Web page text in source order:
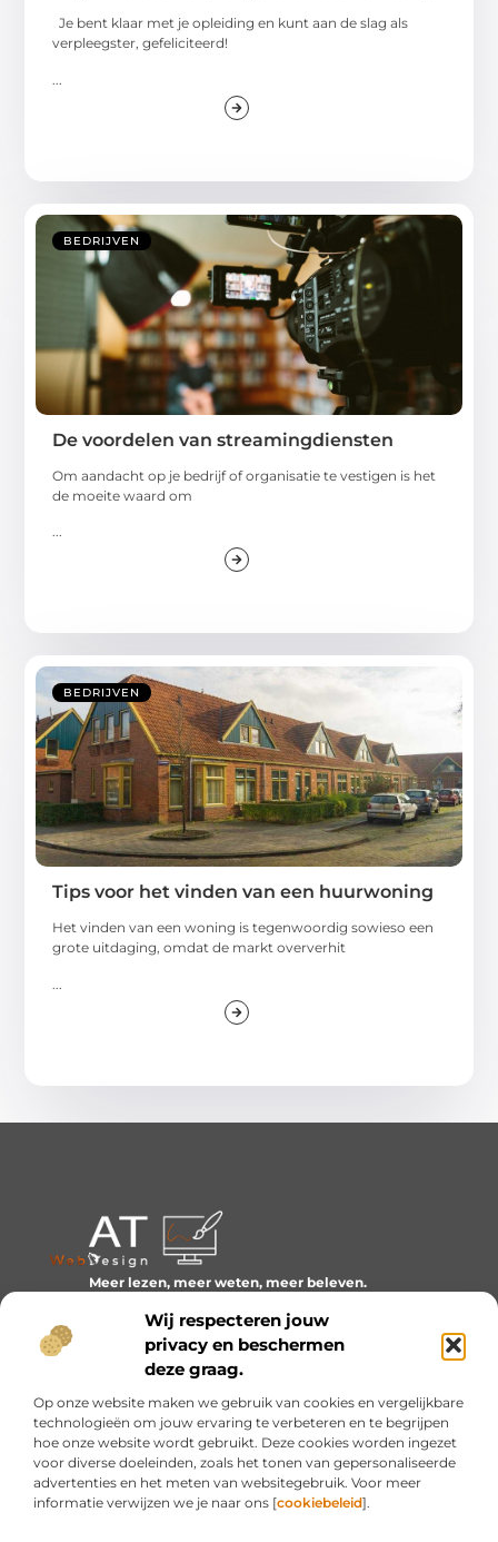
Wij respecteren jouw
privacy en beschermen
deze graag.
Op onze website maken we gebruik van cookies en vergelijkbare
technologieën om jouw ervaring te verbeteren en te begrijpen
hoe onze website wordt gebruikt. Deze cookies worden ingezet
voor diverse doeleinden, zoals het tonen van gepersonaliseerde
advertenties en het meten van websitegebruik. Voor meer
informatie verwijzen we je naar ons [cookiebeleid].
Je bent klaar met je opleiding en kunt aan de slag als
verpleegster, gefeliciteerd!
BEDRIJVEN
De voordelen van streamingdiensten
Om aandacht op je bedrijf of organisatie te vestigen is het
de moeite waard om
...
BEDRIJVEN
Tips voor het vinden van een huurwoning
Het vinden van een woning is tegenwoordig sowieso een
grote uitdaging, omdat de markt oververhit
Meer lezen, meer weten, meer beleven.
het dagelijks leven boeiend maakt.
Bericht categorie
Onze informatie